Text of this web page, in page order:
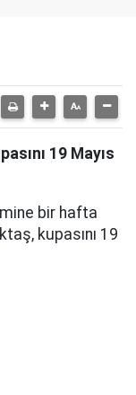
19 Mayıs
bir hafta
kupasını 19